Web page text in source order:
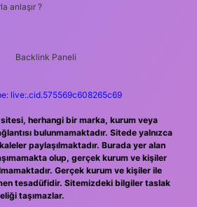
anlaşır ?
live:.cid.575569c608265c69
herhangi bir marka, kurum veya
bulunmamaktadır. Sitede yalnızca
paylaşılmaktadır. Burada yer alan
olup, gerçek kurum ve kişiler
Gerçek kurum ve kişiler ile
tesadüfidir. Sitemizdeki bilgiler taslak
taşımazlar.